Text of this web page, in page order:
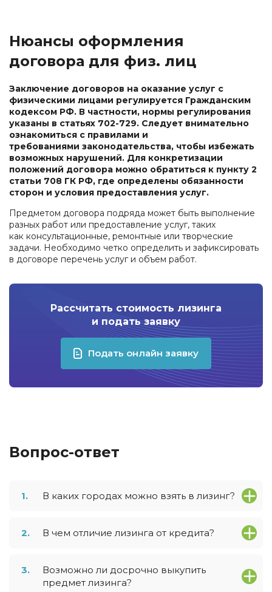
Нюансы оформления
договора для физ. лиц
Заключение договоров на оказание услуг с
физическими лицами регулируется Гражданским
кодексом РФ. В частности, нормы регулирования
указаны в статьях 702-729. Следует внимательно
ознакомиться с правилами и
требованиями законодательства, чтобы избежать
возможных нарушений. Для конкретизации
положений договора можно обратиться к пункту 2
статьи 708 ГК РФ, где определены обязанности
сторон и условия предоставления услуг.
Предметом договора подряда может быть выполнение
разных работ или предоставление услуг, таких
как консультационные, ремонтные или творческие
задачи. Необходимо четко определить и зафиксировать
в договоре перечень услуг и объем работ.
Рассчитать стоимость лизинга
и подать заявку
Подать онлайн заявку
Вопрос-ответ
1. В каких городах можно взять в лизинг?
2. В чем отличие лизинга от кредита?
3.
Возможно ли досрочно выкупить
предмет лизинга?